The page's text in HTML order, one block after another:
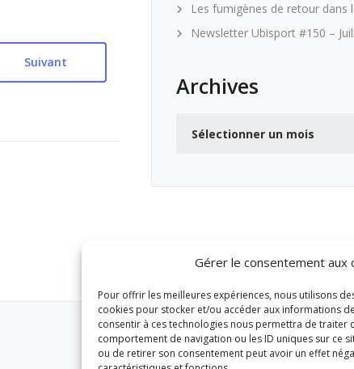
Gérer le consentement aux
Pour offrir les meilleures expériences, nous utilisons
cookies pour stocker et/ou accéder aux informations
consentir à ces technologies nous permettra de traiter
comportement de navigation ou les ID uniques sur ce
ou de retirer son consentement peut avoir un effet
Suivant
Les fumigènes de retour dans
Newsletter Ubisport #150 –
Archives